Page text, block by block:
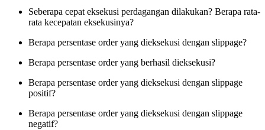
Seberapa cepat eksekusi perdagangan dilakukan? Berapa rata-
rata kecepatan eksekusinya?
Berapa persentase order yang dieksekusi dengan slippage?
Berapa persentase order yang berhasil dieksekusi?
Berapa persentase order yang dieksekusi dengan slippage
positif?
Berapa persentase order yang dieksekusi dengan slippage
negatif?